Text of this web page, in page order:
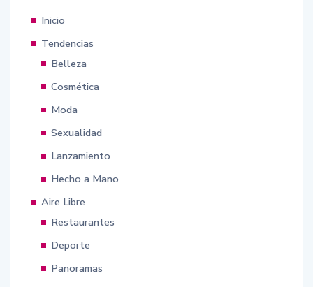
Inicio
Tendencias
Belleza
Cosmética
Moda
Sexualidad
Lanzamiento
Hecho a Mano
Aire Libre
Restaurantes
Deporte
Panoramas